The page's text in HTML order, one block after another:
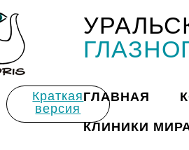
Краткая
версия
ГЛАВНАЯ
КЛИНИКИ